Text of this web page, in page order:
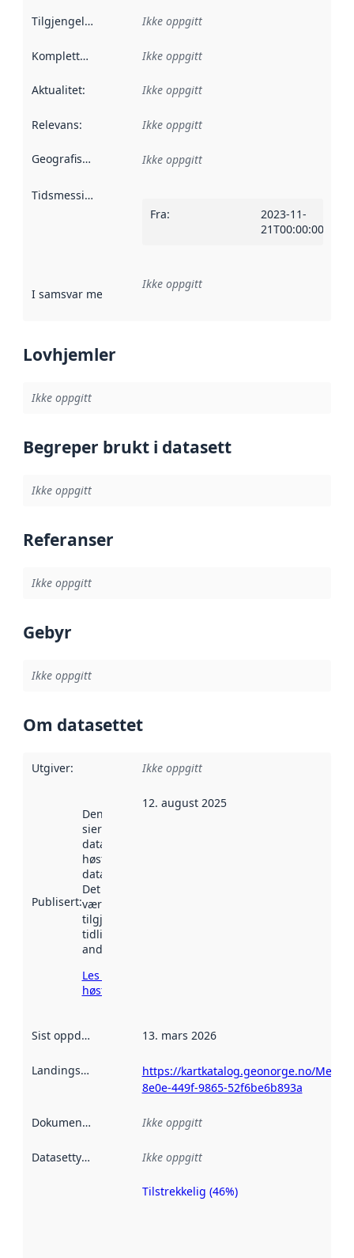
Tilgjengelighet Ikke oppgitt
Kompletthet Ikke oppgitt
Aktualitet: Ikke oppgitt
Relevans: Ikke oppgitt
Geografisk avgrensning :
Ikke oppgitt
Tidsmessig avgrensning
Fra:
2023-11-
21T00:00:00Z
I samsvar med Referanse til en implementasjonsregel
Ikke oppgitt
Lovhjemler
Ikke oppgitt
Begreper brukt i datasett
Ikke oppgitt
Referanser
Ikke oppgitt
Gebyr
Ikke oppgitt
Om datasettet
Utgiver: Ikke oppgitt
Publisert:
Denne datoen
sier når
datasettet ble
høstet av
data.norge.no.
Det kan ha
vært
tilgjengelig
tidligere
andre steder.
Les mer om
høsting her
12. august 2025
Sist oppdatert 13. mars 2026
Landingsside
https://kartkatalog.geonorge.no/
8e0e-449f-9865-52f6be6b893a
Dokumentasjon Ikke oppgitt
Datasettype Ikke oppgitt
Metadatakvalitet
Tilstrekkelig (46%)